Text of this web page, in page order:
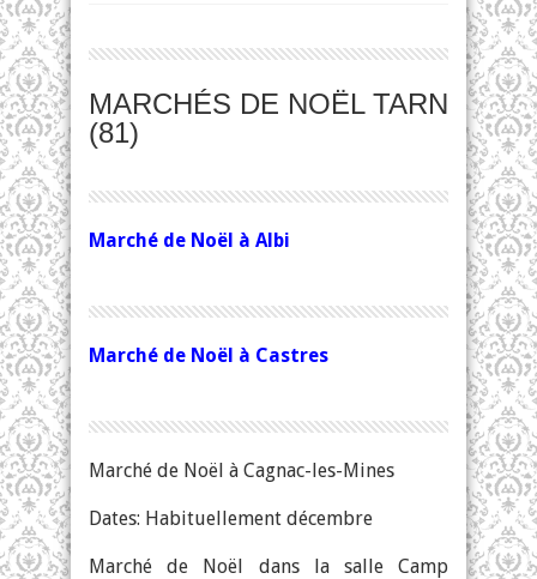
MARCHÉS DE NOËL TARN
(81)
Marché de Noël à Albi
Marché de Noël à Castres
Marché de Noël à Cagnac-les-Mines
Dates: Habituellement décembre
Marché de Noël dans la salle Camp